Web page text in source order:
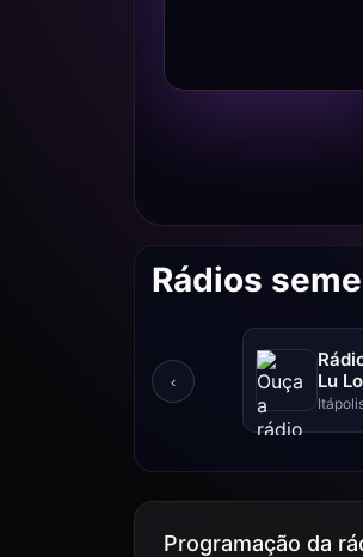
Rádios
‹
Lu
Programação da